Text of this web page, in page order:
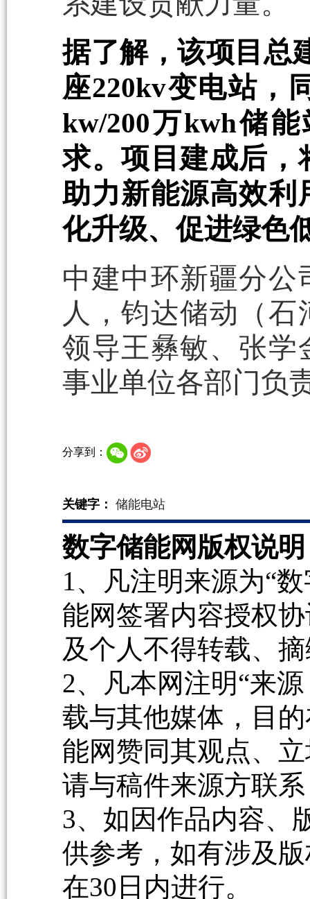
据了解，该项目总
座220kv变电站，
kw/200万kwh储
求。项目建成后，
助力新能源高效利
化升级、促进绿色
中建中环新疆分
人，钧达储动（
领导王彝敏、张学
事业单位各部门负
分享到：
关键字： 储能电站
数字储能网版权说
1、凡注明来源为“
能网签署内容授权
及个人不得转载、
2、凡本网注明“来
载与其他媒体，目
能网赞同其观点、
请与稿件来源方联
3、如因作品内容、
供参考，如有涉及
在30日内进行。